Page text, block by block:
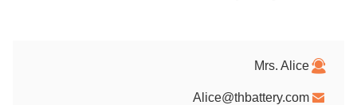
Mrs. Alice
Alice@thbattery.com